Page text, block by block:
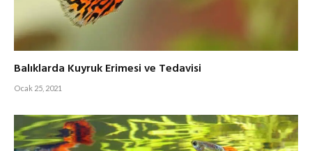
Balıklarda Kuyruk Erimesi ve Tedavisi
Ocak 25, 2021